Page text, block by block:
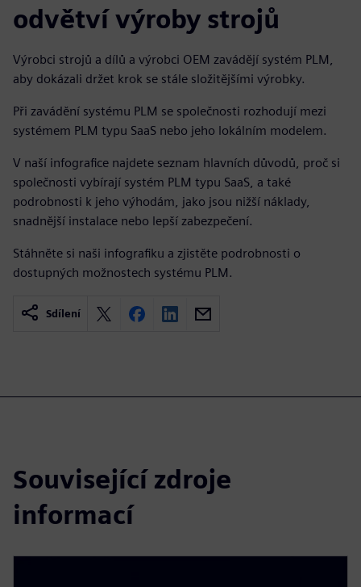
odvětví výroby strojů
Výrobci strojů a dílů a výrobci OEM zavádějí systém PLM,
aby dokázali držet krok se stále složitějšími výrobky.
Při zavádění systému PLM se společnosti rozhodují mezi
systémem PLM typu SaaS nebo jeho lokálním modelem.
V naší infografice najdete seznam hlavních důvodů, proč si
společnosti vybírají systém PLM typu SaaS, a také
podrobnosti k jeho výhodám, jako jsou nižší náklady,
snadnější instalace nebo lepší zabezpečení.
Stáhněte si naši infografiku a zjistěte podrobnosti o
dostupných možnostech systému PLM.
Sdílení
Související zdroje
informací